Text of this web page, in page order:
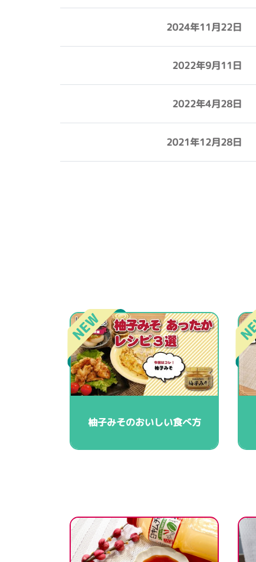
2024年11月22日
2022年9月11日
2022年4月28日
2021年12月28日
柚子みそのおいしい食べ方